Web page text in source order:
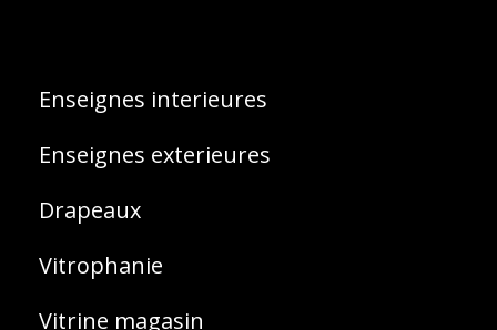
Enseignes interieures
Enseignes exterieures
Drapeaux
Vitrophanie
Vitrine magasin